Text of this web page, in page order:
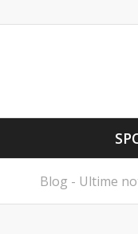
Blog - Ultime